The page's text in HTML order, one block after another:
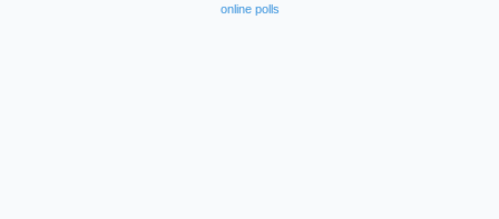
online polls